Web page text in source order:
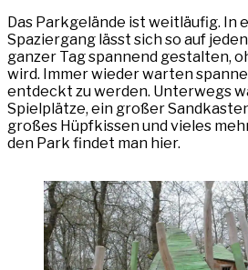
Das Parkgelände ist weitläufig. In
Spaziergang lässt sich so auf
ganzer Tag spannend gestalten,
wird. Immer wieder warten
entdeckt zu werden. Unterwegs
Spielplätze, ein großer
großes Hüpfkissen und vieles
den Park findet man hier.